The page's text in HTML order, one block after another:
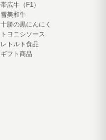
帯広牛（F1）
雪美和牛
十勝の黒にんにく
トヨニシソース
レトルト食品
ギフト商品